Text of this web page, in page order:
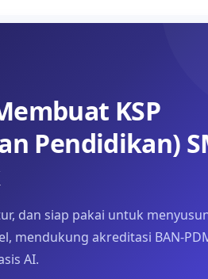
KSP
Pendidikan)
dan siap pakai untuk
mendukung akreditasi BAN-
AI.